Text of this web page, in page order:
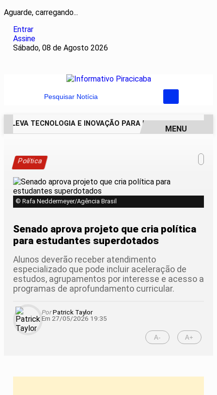
Aguarde, carregando...
Entrar
Assine
Sábado, 08 de Agosto 2026
Pesquisar Notícia
LEVA TECNOLOGIA E INOVAÇÃO PARA ESTUDANTES DA
MENU
Política
© Rafa Neddermeyer/Agência Brasil
Senado aprova projeto que cria política
para estudantes superdotados
Alunos deverão receber atendimento
especializado que pode incluir aceleração de
estudos, agrupamentos por interesse e acesso a
programas de aprofundamento curricular.
PorPatrick Taylor
Em 27/05/2026 19:35
A- A+